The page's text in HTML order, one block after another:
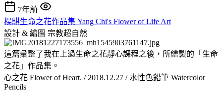
7年前
楊騏生命之花作品集 Yang Chi's Flower of Life Art
設計 & 繪圖 宗教超自然
這篇彙整了我在上過生命之花靜心課程之後，所繪製的「生命
之花」作品集。
心之花 Flower of Heart. / 2018.12.27 / 水性色鉛筆 Watercolor
Pencils